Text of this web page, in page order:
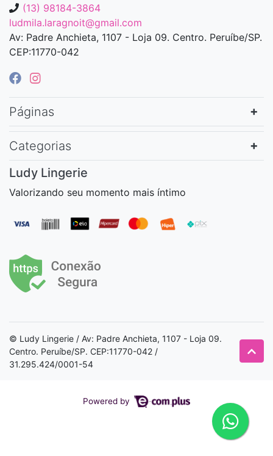
(13) 98184-3864
ludmila.laragnoit@gmail.com
Av: Padre Anchieta, 1107 - Loja 09. Centro. Peruíbe/SP.
CEP:11770-042
Páginas
Categorias
Ludy Lingerie
Valorizando seu momento mais íntimo
© Ludy Lingerie / Av: Padre Anchieta, 1107 - Loja 09.
Centro. Peruíbe/SP. CEP:11770-042 /
31.295.424/0001-54
Powered by